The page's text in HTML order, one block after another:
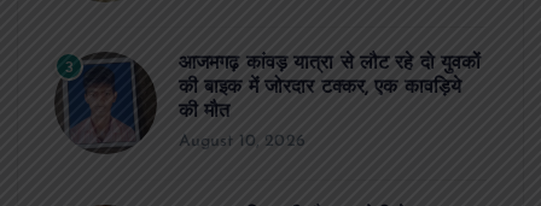
3
आजमगढ़ कांवड़ यात्रा से लौट रहे दो युवकों
की बाइक में जोरदार टक्कर, एक कावड़िये
की मौत
August 10, 2026